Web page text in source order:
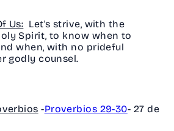
Us: Let's strive, with the
Spirit, to know when to
when, with no prideful
godly counsel.
-Proverbios 29-30- 27 de